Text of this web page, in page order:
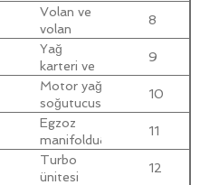
Volan ve
volan
muhafazası
8
Yağ
karteri ve
emiş
borusu
9
Motor yağı
soğutucusu
10
Egzoz
manifoldu&turbo
ünit.bağ
11
Turbo
ünitesi
12